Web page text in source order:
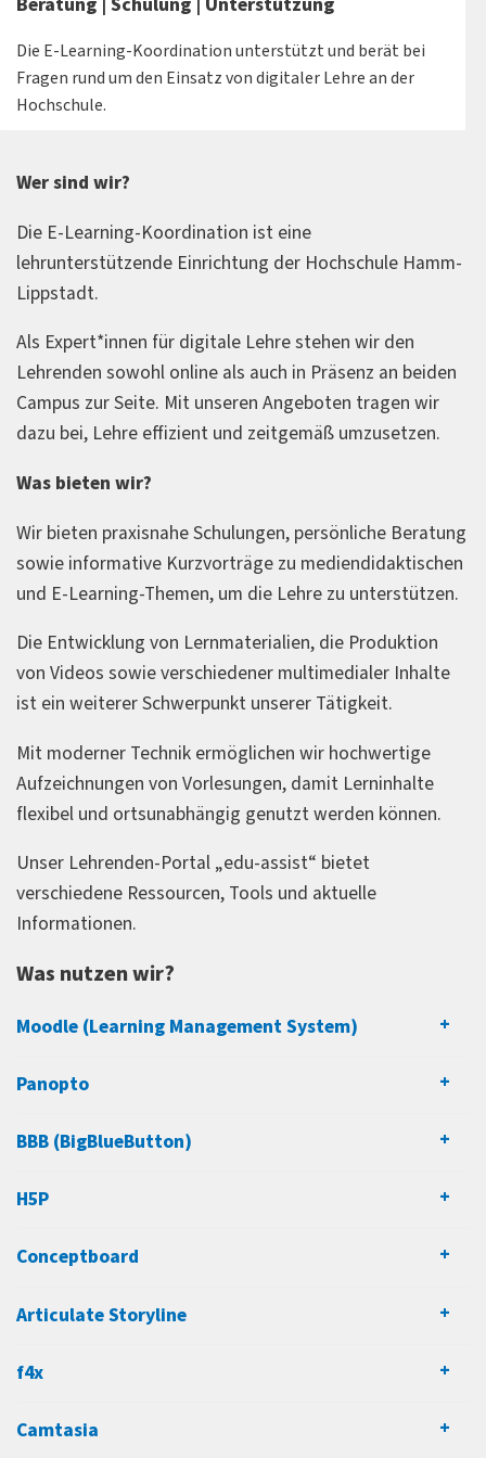
Die E-Learning-Koordination unterstützt und berät bei
Fragen rund um den Einsatz von digitaler Lehre an der
Hochschule.
Wer sind wir?
Die E-Learning-Koordination ist eine
lehrunterstützende Einrichtung der Hochschule Hamm-
Lippstadt.
Als Expert*innen für digitale Lehre stehen wir den
Lehrenden sowohl online als auch in Präsenz an beiden
Campus zur Seite. Mit unseren Angeboten tragen wir
dazu bei, Lehre effizient und zeitgemäß umzusetzen.
Was bieten wir?
Wir bieten praxisnahe Schulungen, persönliche Beratung
sowie informative Kurzvorträge zu mediendidaktischen
und E-Learning-Themen, um die Lehre zu unterstützen.
Die Entwicklung von Lernmaterialien, die Produktion
von Videos sowie verschiedener multimedialer Inhalte
ist ein weiterer Schwerpunkt unserer Tätigkeit.
Mit moderner Technik ermöglichen wir hochwertige
Aufzeichnungen von Vorlesungen, damit Lerninhalte
flexibel und ortsunabhängig genutzt werden können.
Unser Lehrenden-Portal „edu-assist“ bietet
verschiedene Ressourcen, Tools und aktuelle
Informationen.
Was nutzen wir?
Moodle (Learning Management System)
Panopto
BBB (BigBlueButton)
H5P
Conceptboard
Articulate Storyline
f4x
Camtasia